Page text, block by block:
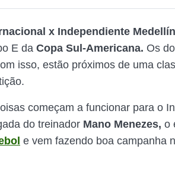
x Independiente
E da Copa Sul-Americana. Os
isso, estão próximos de uma
começam a funcionar para o
do treinador Mano Menezes, o
e vem fazendo boa campanha